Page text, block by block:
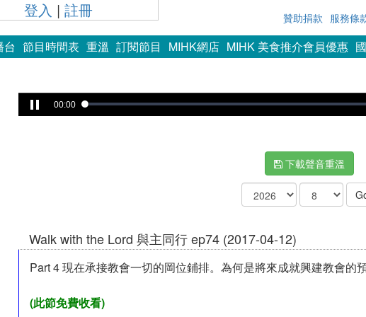
登入 |註冊 贊助捐款 服務條
台 節目時間表 重溫 訂閱節目 MIHK網店 MIHK 美食推介會員優惠
00:00
下載聲音重溫
Walk with the Lord 與主同行 ep74 (2017-04-12)
Part 4 現在承接教會一切的岡位鋪排。為何是將來成就興建教會的
(此節免費收看)